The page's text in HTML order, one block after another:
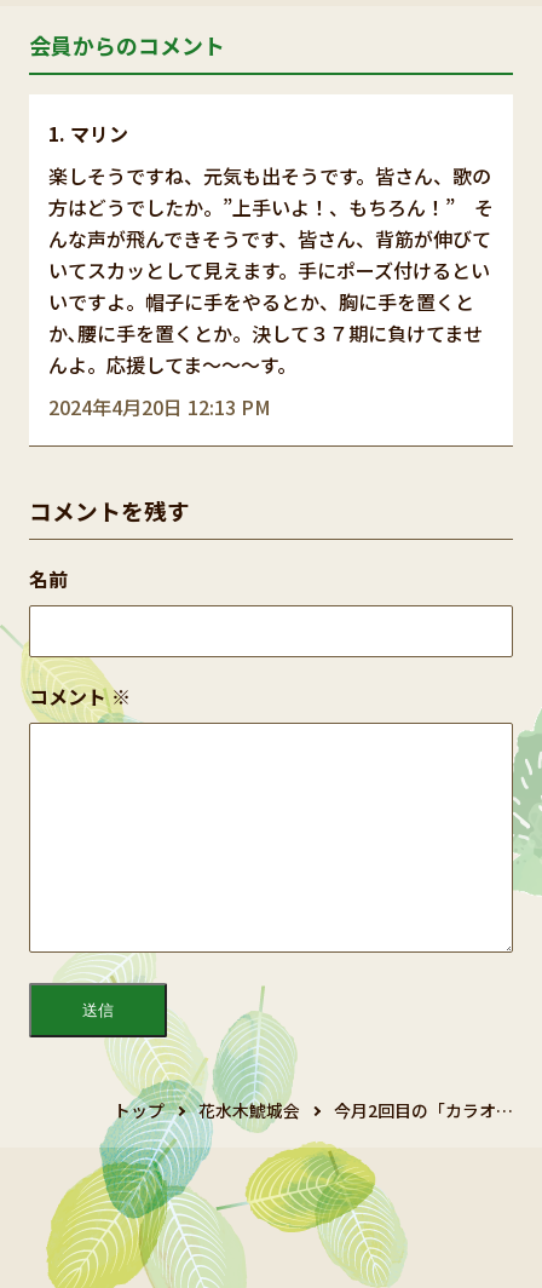
会員からのコメント
マリン
2024年4月20日 12:13 PM
楽しそうですね、元気も出そうです。皆さん、歌の
方はどうでしたか。”上手いよ！、もちろん！” そ
んな声が飛んできそうです、皆さん、背筋が伸びて
いてスカッとして見えます。手にポーズ付けるとい
いですよ。帽子に手をやるとか、胸に手を置くと
か､腰に手を置くとか。決して３７期に負けてませ
んよ。応援してま～～～す。
コメントを残す
コメント※
名前
トップ 花水木鯱城会 今月2回目の「カラオ…